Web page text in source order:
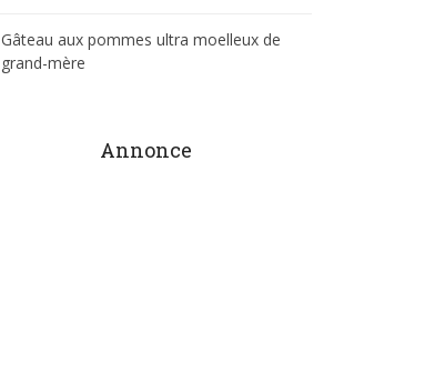
Gâteau aux pommes ultra moelleux de
grand-mère
Annonce